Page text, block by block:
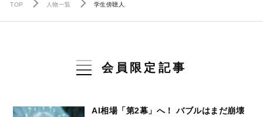
TOP 人物一覧 学生傍聴人
会員限定記事
AI相場「第2幕」へ！ バブルはまだ崩壊